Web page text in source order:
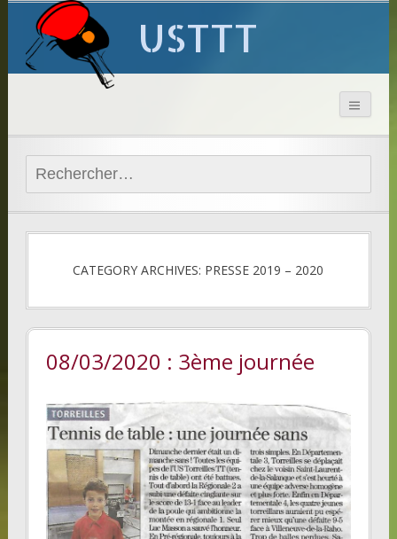
USTTT
Rechercher :
CATEGORY ARCHIVES: PRESSE 2019 – 2020
08/03/2020 : 3ème journée